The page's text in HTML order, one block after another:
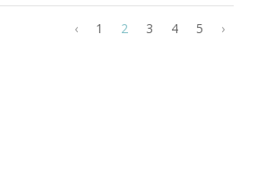
‹ 1 2 3 4 5 ›